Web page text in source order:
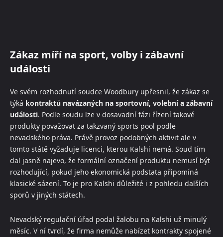
Zákaz míří na sport, volby i zábavní
události
Ve svém rozhodnutí soudce Woodbury upřesnil, že zákaz se
týká kontraktů navázaných na sportovní, volební a zábavní
události. Podle soudu lze v dosavadní fázi řízení takové
produkty považovat za takzvaný sports pool podle
nevadského práva. Právě provoz podobných aktivit ale v
tomto státě vyžaduje licenci, kterou Kalshi nemá. Soud tím
dal jasně najevo, že formální označení produktu nemusí být
rozhodující, pokud jeho ekonomická podstata připomíná
klasické sázení. To je pro Kalshi důležité i z pohledu dalších
sporů v jiných státech.
Nevadský regulační úřad podal žalobu na Kalshi už minulý
měsíc. V ní tvrdí, že firma nemůže nabízet kontrakty spojené